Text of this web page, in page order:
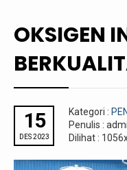
OKSIGEN
15
DES 2023
Kategori :
Penulis :
Dilihat :